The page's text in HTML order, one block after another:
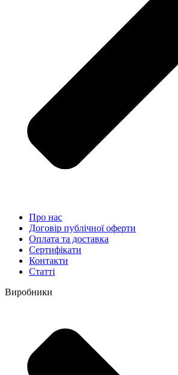
Про нас
Договір публічної оферти
Оплата та доставка
Сертифікати
Контакти
Статті
Виробники